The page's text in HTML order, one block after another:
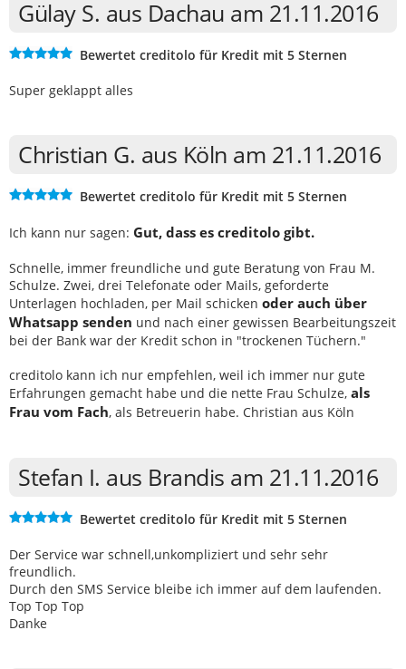
Gülay S. aus Dachau am 21.11.2016
Bewertet creditolo für Kredit mit 5 Sternen
Super geklappt alles
Christian G. aus Köln am 21.11.2016
Bewertet creditolo für Kredit mit 5 Sternen
Ich kann nur sagen: Gut, dass es creditolo gibt.
Schnelle, immer freundliche und gute Beratung von Frau M.
Schulze. Zwei, drei Telefonate oder Mails, geforderte
Unterlagen hochladen, per Mail schicken oder auch über
Whatsapp senden und nach einer gewissen Bearbeitungszeit
bei der Bank war der Kredit schon in "trockenen Tüchern."
creditolo kann ich nur empfehlen, weil ich immer nur gute
Erfahrungen gemacht habe und die nette Frau Schulze, als
Frau vom Fach, als Betreuerin habe. Christian aus Köln
Stefan I. aus Brandis am 21.11.2016
Bewertet creditolo für Kredit mit 5 Sternen
Der Service war schnell,unkompliziert und sehr sehr
freundlich.
Durch den SMS Service bleibe ich immer auf dem laufenden.
Top Top Top
Danke